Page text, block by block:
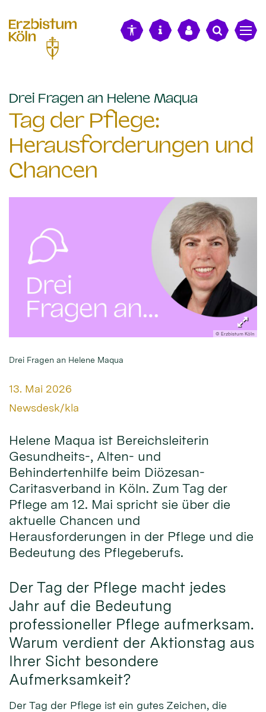
Drei Fragen an Helene Maqua
Tag der Pflege:
Herausforderungen und
Chancen
© Erzbistum Köln
Drei Fragen an Helene Maqua
Datum:
13. Mai 2026
Von:
Newsdesk/kla
Helene Maqua ist Bereichsleiterin
Gesundheits-, Alten- und
Behindertenhilfe beim Diözesan-
Caritasverband in Köln. Zum Tag der
Pflege am 12. Mai spricht sie über die
aktuelle Chancen und
Herausforderungen in der Pflege und die
Bedeutung des Pflegeberufs.
Der Tag der Pflege macht jedes
Jahr auf die Bedeutung
professioneller Pflege aufmerksam.
Warum verdient der Aktionstag aus
Ihrer Sicht besondere
Aufmerksamkeit?
Der Tag der Pflege ist ein gutes Zeichen, die